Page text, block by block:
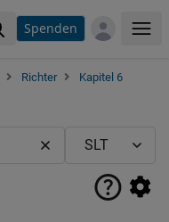
Spenden
Richter
Kapitel 6